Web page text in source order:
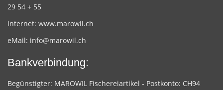
29 54 + 55
Internet: www.marowil.ch
eMail: info@marowil.ch
Bankverbindung:
Begünstigter: MAROWIL Fischereiartikel - Postkonto: CH94